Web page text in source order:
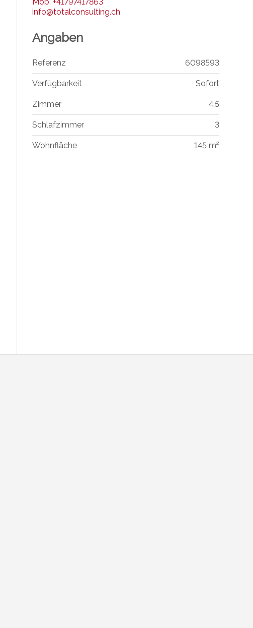
info@totalconsulting.ch
Angaben
Referenz 6098593
Verfügbarkeit Sofort
Zimmer 4.5
Schlafzimmer 3
Wohnfläche 145 m²